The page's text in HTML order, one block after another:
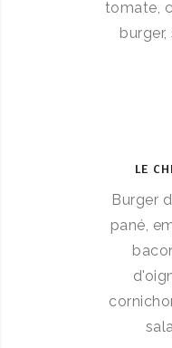
tomate,
LE
Burger
pané,